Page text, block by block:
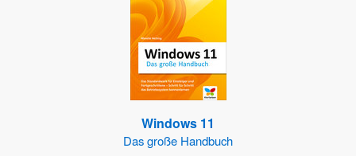
Windows 11
Das große Handbuch